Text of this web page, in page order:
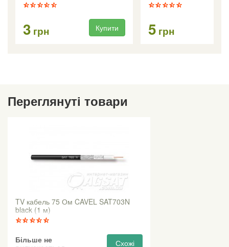
3 грн Купити 5 грн
Переглянуті товари
TV кабель 75 Ом CAVEL SAT703N
black (1 м)
Більше не
Схожі